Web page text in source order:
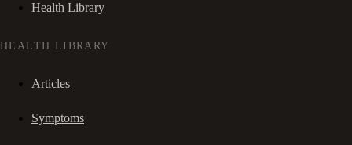
Health Library
HEALTH LIBRARY
Articles
Symptoms